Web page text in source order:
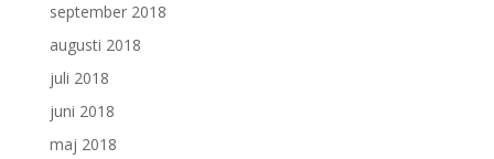
september 2018
augusti 2018
juli 2018
juni 2018
maj 2018